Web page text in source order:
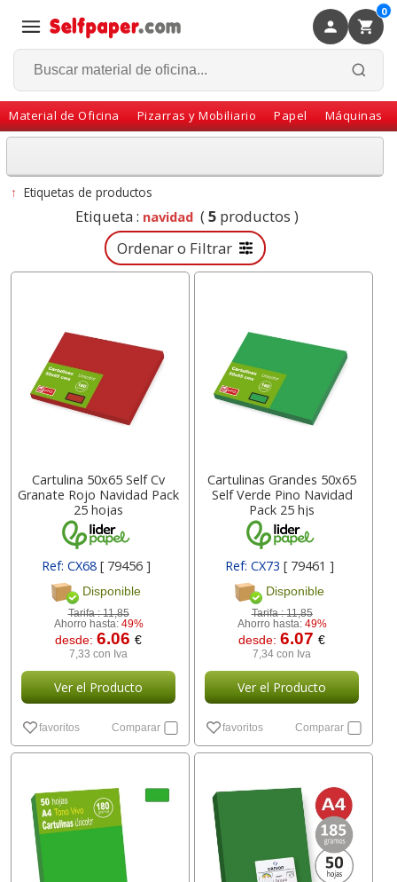
0
Material de Oficina Pizarras y Mobiliario Papel Máquinas
Volver
↑Etiquetas de productos
Etiqueta : navidad (5 productos )
Ordenar o Filtrar
Cartulina 50x65 Self Cv
Granate Rojo Navidad Pack
25 hojas
Ref: CX68 [ 79456 ]
Disponible
Tarifa :11,85
Ahorro hasta: 49%
desde:6.06€
7,33 con Iva
Ver el Producto
favoritos Comparar
Cartulinas Grandes 50x65
Self Verde Pino Navidad
Pack 25 hjs
Ref: CX73 [ 79461 ]
Disponible
Tarifa :11,85
Ahorro hasta: 49%
desde:6.07€
7,34 con Iva
Ver el Producto
favoritos Comparar